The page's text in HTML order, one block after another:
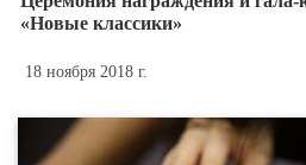
«Новые классики»
18 ноября 2018 г.